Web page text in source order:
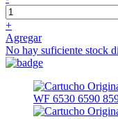
+
Agregar
No hay suficiente stock